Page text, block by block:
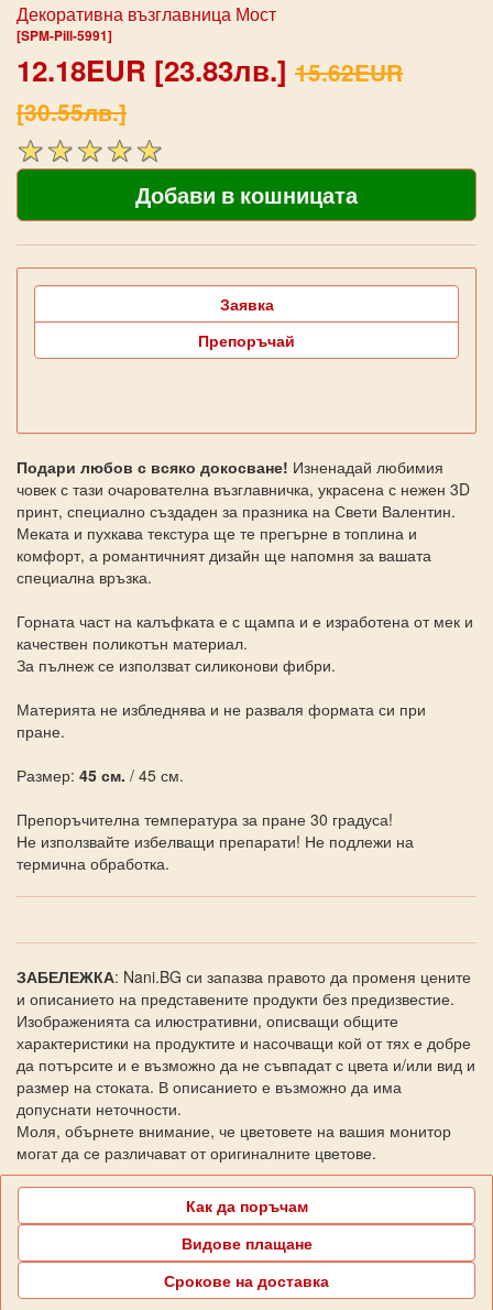
Декоративна възглавница Мост
[SPM-Pill-5991]
12.18EUR [23.83лв.] 15.62EUR
[30.55лв.]
Заявка
Препоръчай
Подари любов с всяко докосване! Изненадай любимия
човек с тази очарователна възглавничка, украсена с нежен 3D
принт, специално създаден за празника на Свети Валентин.
Меката и пухкава текстура ще те прегърне в топлина и
комфорт, а романтичният дизайн ще напомня за вашата
специална връзка.
Горната част на калъфката е с щампа и е изработена от мек и
качествен поликотън материал.
За пълнеж се използват силиконови фибри.
Материята не избледнява и не разваля формата си при
пране.
Размер: 45 см. / 45 см.
Препоръчителна температура за пране 30 градуса!
Не използвайте избелващи препарати! Не подлежи на
термична обработка.
ЗАБЕЛЕЖКА: Nani.BG си запазва правото да променя цените
и описанието на представените продукти без предизвестие.
Изображенията са илюстративни, описващи общите
характеристики на продуктите и насочващи кой от тях е добре
да потърсите и е възможно да не съвпадат с цвета и/или вид и
размер на стоката. В описанието е възможно да има
допуснати неточности.
Моля, обърнете внимание, че цветовете на вашия монитор
могат да се различават от оригиналните цветове.
Как да поръчам
Видове плащане
Срокове на доставка